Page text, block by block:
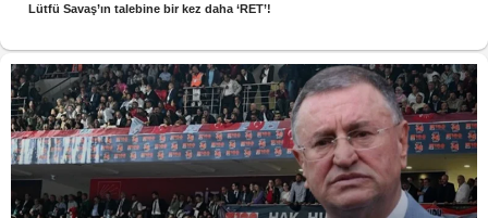
Lütfü Savaş’ın talebine bir kez daha ‘RET’!